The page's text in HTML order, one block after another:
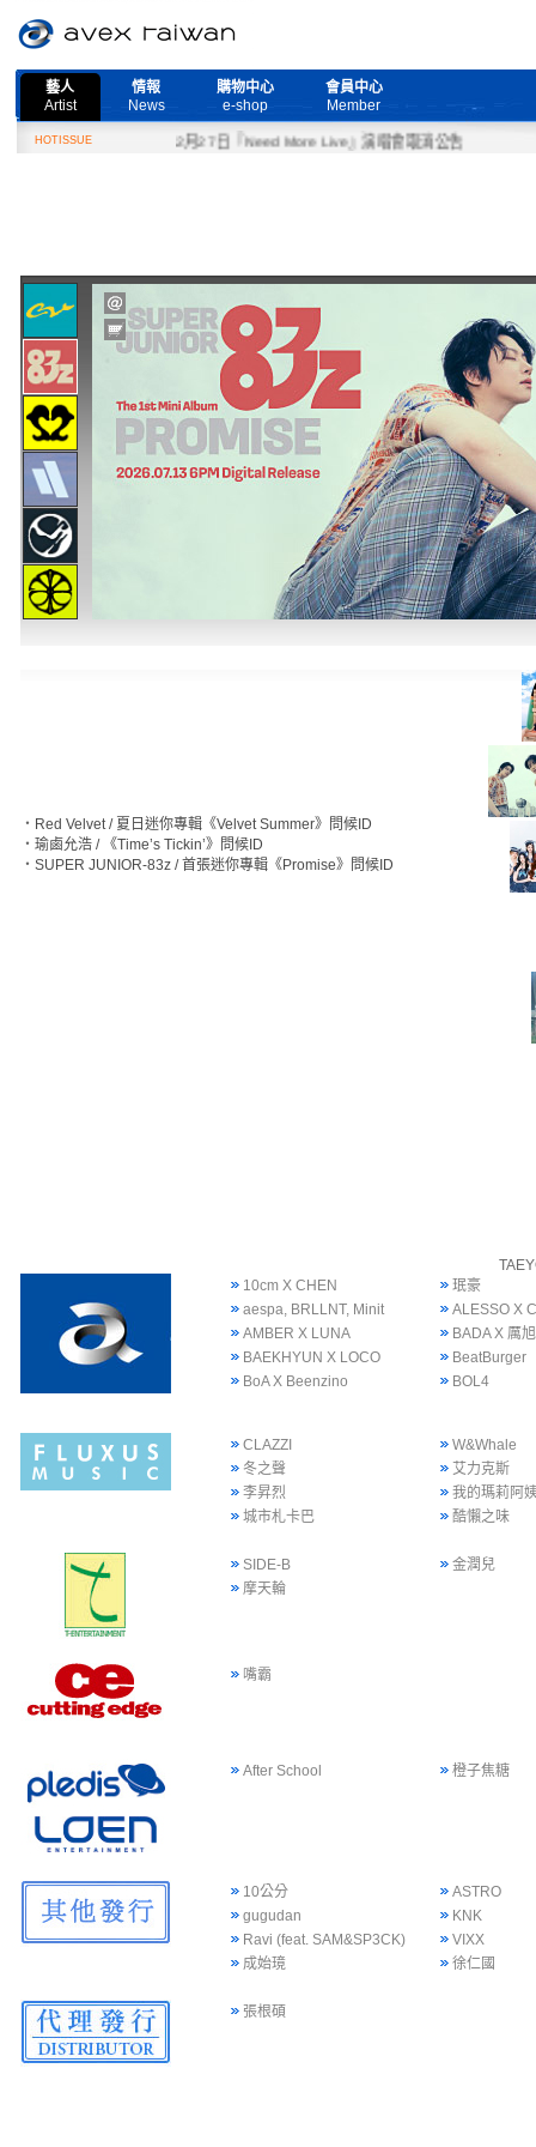
藝人
Artist
情報
News
購物中心
e-shop
會員中心
Member
HOTISSUE 2月27日『Need More Live』演唱會取消公告
‧ Red Velvet / 夏日迷你專輯《Velvet Summer》問候ID
‧ 瑜鹵允浩 / 《Time’s Tickin’》問候ID
‧ SUPER JUNIOR-83z / 首張迷你專輯《Promise》問候ID
10cm X CHEN
珉豪
aespa, BRLLNT, Minit
ALESSO X
AMBER X LUNA
BADA X 厲旭
BAEKHYUN X LOCO
BeatBurger
BoA X Beenzino
BOL4
CLAZZI
W&Whale
冬之聲
艾力克斯
李昇烈
我的瑪莉阿
城市札卡巴
酷懶之味
SIDE-B
金潤兒
摩天輪
嘴霸
After School 橙子焦糖
10公分
ASTRO
gugudan
KNK
Ravi (feat. SAM&SP3CK)
VIXX
成始璄
徐仁國
張根碩